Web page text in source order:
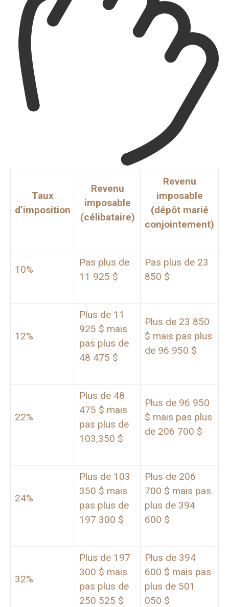
Taux
d’imposition
Revenu
imposable
(célibataire)
Revenu
imposable
(dépôt marié
conjointement)
10%
Pas plus de
11 925 $
Pas plus de 23
850 $
12%
Plus de 11
925 $ mais
pas plus de
48 475 $
Plus de 23 850
$ mais pas plus
de 96 950 $
22%
Plus de 48
475 $ mais
pas plus de
103,350 $
Plus de 96 950
$ mais pas plus
de 206 700 $
24%
Plus de 103
350 $ mais
pas plus de
197 300 $
Plus de 206
700 $ mais pas
plus de 394
600 $
32%
Plus de 197
300 $ mais
pas plus de
250 525 $
Plus de 394
600 $ mais pas
plus de 501
050 $